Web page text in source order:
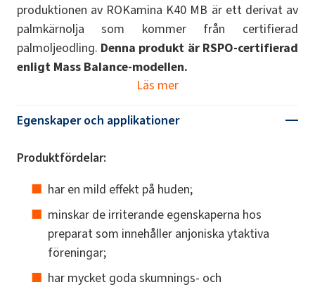
produktionen av ROKamina K40 MB är ett derivat av
palmkärnolja som kommer från certifierad
palmoljeodling. Denna produkt är RSPO-certifierad
enligt Mass Balance-modellen.
Läs mer
Egenskaper och applikationer
Produktfördelar:
har en mild effekt på huden;
minskar de irriterande egenskaperna hos
preparat som innehåller anjoniska ytaktiva
föreningar;
har mycket goda skumnings- och